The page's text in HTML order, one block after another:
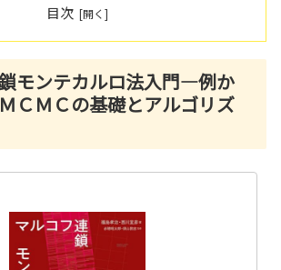
目次
モンテカルロ法入門―例か
ＣＭＣの基礎とアルゴリズ